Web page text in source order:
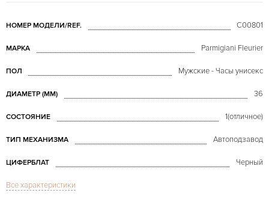
НОМЕР МОДЕЛИ/REF. C00801
МАРКА Parmigiani Fleurier
ПОЛ Мужские - Часы унисекс
ДИАМЕТР (MM) 36
СОСТОЯНИЕ 1(отличное)
ТИП МЕХАНИЗМА Автоподзавод
ЦИФЕРБЛАТ Черный
СТЕКЛО
Все характеристики